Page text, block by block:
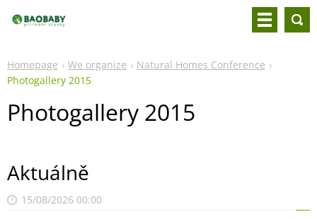
Homepage We organize
Natural Homes Conference
Photogallery 2015
Photogallery 2015
Aktuálně
15/08/2026 00:00